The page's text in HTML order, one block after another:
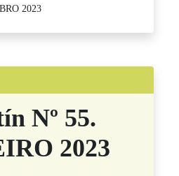
2023
Nº 55.
2023